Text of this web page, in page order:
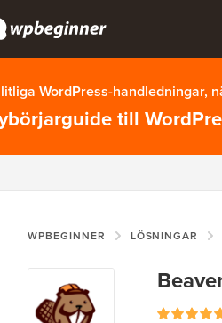
WordPress-handledningar,
till
WPBEGINNER LÖSNINGAR